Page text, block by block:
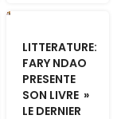
LITTERATURE:
FARY NDAO
PRESENTE
SON LIVRE »
LE DERNIER